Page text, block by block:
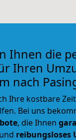
Ihnen die
Ihren
nach
Ihre kostbare
Bei uns
, die Ihnen
und reibungsloses